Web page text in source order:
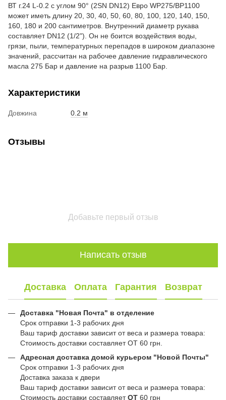
ВТ г.24 L-0.2 с углом 90° (2SN DN12) Евро WP275/BP1100
может иметь длину 20, 30, 40, 50, 60, 80, 100, 120, 140, 150,
160, 180 и 200 сантиметров. Внутренний диаметр рукава
составляет DN12 (1/2"). Он не боится воздействия воды,
грязи, пыли, температурных перепадов в широком диапазоне
значений, рассчитан на рабочее давление гидравлического
масла 275 Бар и давление на разрыв 1100 Бар.
Характеристики
Довжина 0.2 м
Отзывы
Добавьте первый отзыв
Написать отзыв
Доставка Оплата Гарантия Возврат
Доставка "Новая Почта" в отделение
Срок отправки 1-3 рабочих дня
Ваш тариф доставки зависит от веса и размера товара:
Стоимость доставки составляет ОТ 60 грн.
Адресная доставка домой курьером "Новой Почты"
Срок отправки 1-3 рабочих дня
Доставка заказа к двери
Ваш тариф доставки зависит от веса и размера товара:
Стоимость доставки составляетОТ 60 грн